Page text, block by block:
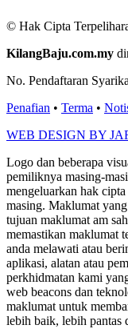
© Hak Cipta
KilangBaju.com.my
No. Pendaftaran
Penafian • Terma •
WEB DESIGN BY
Logo dan beberapa
pemiliknya masing-
mengeluarkan hak
masing. Maklumat
tujuan maklumat am
memastikan maklumat
anda melawati atau
aplikasi, alatan atau
perkhidmatan kami
web beacons dan
maklumat untuk
lebih baik, lebih pantas